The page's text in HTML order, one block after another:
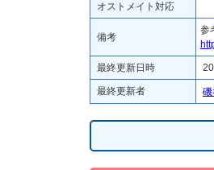
オストメイト対応
備考
参
最終更新日時
最終更新者